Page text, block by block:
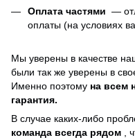
Оплата частями —
оплаты (на условиях
Мы уверены в качестве
были так же уверены в
Именно поэтому на всем
гарантия.
В случае каких-либо
команда всегда рядом ,